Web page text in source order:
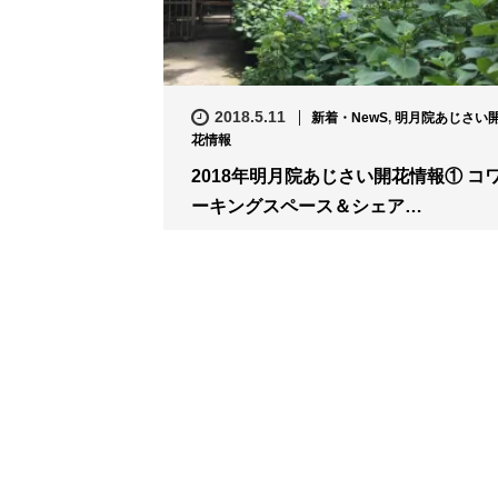
2018.5.11 新着・NewS, 明月院あじさい
花情報
2018年明月院あじさい開花情報① コ
ーキングスペース＆シェア…